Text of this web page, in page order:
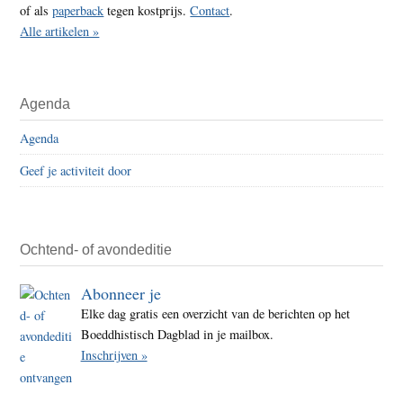
of alspaperback tegen kostprijs.Contact.
Alle artikelen »
Agenda
Agenda
Geef je activiteit door
Ochtend- of avondeditie
Abonneer je
Elke dag gratis een overzicht van de berichten op het
Boeddhistisch Dagblad in je mailbox.
Inschrijven »